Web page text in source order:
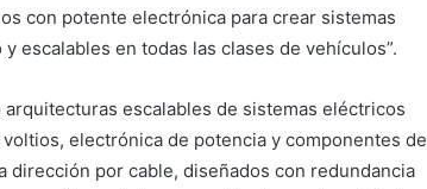
con potente electrónica para crear sistemas
escalables en todas las clases de vehículos”.
escalables de sistemas eléctricos
electrónica de potencia y componentes de
dirección por cable, diseñados con redundancia